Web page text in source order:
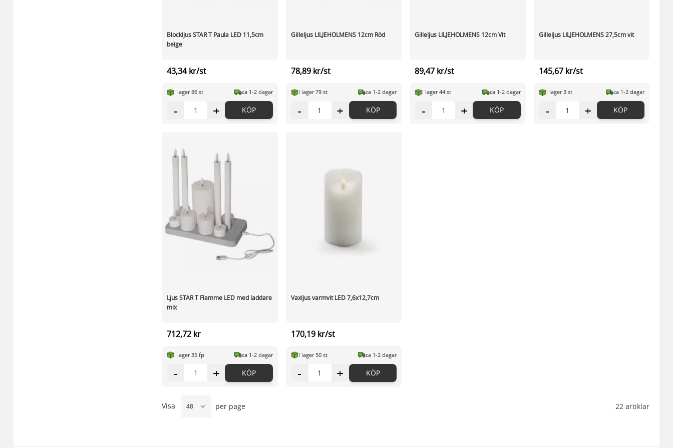
Blockljus STAR T Paula LED 11,5cm
beige
43,34 kr/st
I lager 86 st ca 1-2 dagar
- + KÖP
Gilleljus LILJEHOLMENS 12cm Röd
78,89 kr/st
I lager 79 st ca 1-2 dagar
- + KÖP
Gilleljus LILJEHOLMENS 12cm Vit
89,47 kr/st
I lager 44 st ca 1-2 dagar
- + KÖP
Gilleljus LILJEHOLMENS 27,5cm vit
145,67 kr/st
I lager 3 st ca 1-2 dagar
- + KÖP
Ljus STAR T Flamme LED med laddare
mix
712,72 kr
I lager 35 fp ca 1-2 dagar
- + KÖP
Vaxljus varmvit LED 7,6x12,7cm
170,19 kr/st
I lager 50 st ca 1-2 dagar
- + KÖP
22 artiklar
Visa per page